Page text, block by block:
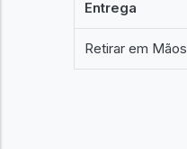
Entrega
Retirar em Mãos